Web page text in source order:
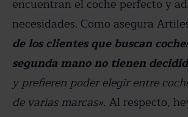
encuentran el coche perfecto y
necesidades. Como asegura
de los clientes que buscan
segunda mano no tienen
y prefieren poder elegir entre
de varias marcas». Al respecto,